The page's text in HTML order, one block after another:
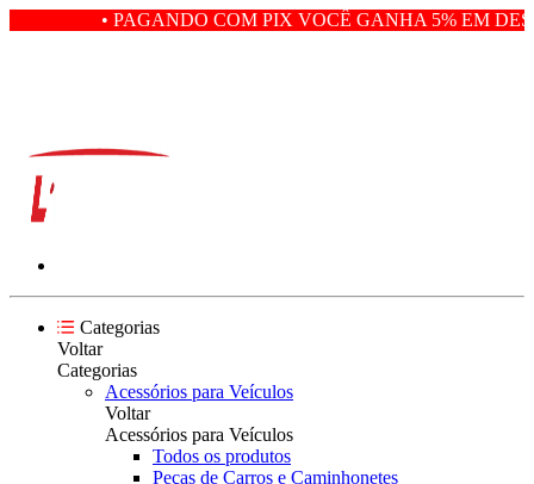
• PAGANDO COM PIX VOCÊ GANHA 5% EM
Categorias
Voltar
Categorias
Acessórios para Veículos
Voltar
Acessórios para Veículos
Todos os produtos
Peças de Carros e Caminhonetes